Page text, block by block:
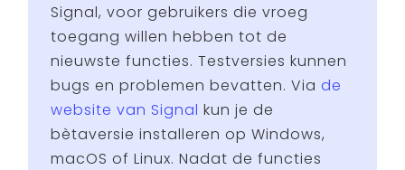
Signal, voor gebruikers die vroeg
toegang willen hebben tot de
nieuwste functies. Testversies kunnen
bugs en problemen bevatten. Via de
website van Signal kun je de
bètaversie installeren op Windows,
macOS of Linux. Nadat de functies